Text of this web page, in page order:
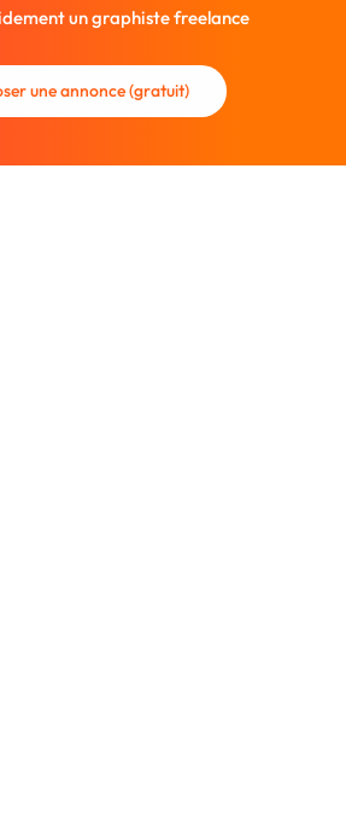
un graphiste freelance
une annonce (gratuit)